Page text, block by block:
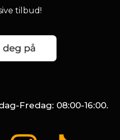
tilbud!
Fredag: 08:00-16:00.